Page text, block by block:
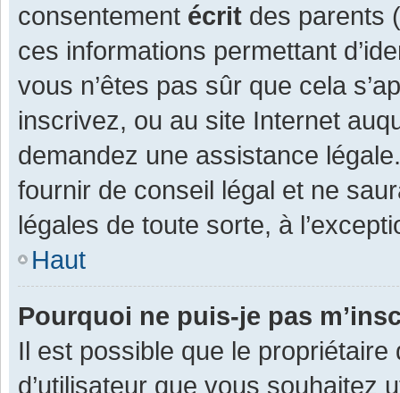
consentement écrit des parents
ces informations permettant
vous n’êtes pas sûr que cela
inscrivez, ou au site Internet
demandez une assistance
fournir de conseil légal et ne
légales de toute sorte, à
Haut
Pourquoi ne puis-je pas
Il est possible que le
d’utilisateur que vous souhaitez